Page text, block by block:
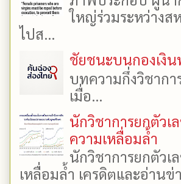
ใหญ่ร่วมระหว่างส
ไปส...
ชัยชนะบนกองเงิน
บทความกึ่งวิชากา
เมื่อ...
นักวิชาการยกตัวเ
ความเหลื่อมล้ำ
นักวิชาการยกตัวเ
เหลื่อมล้ำ เครดิตและอ่าน